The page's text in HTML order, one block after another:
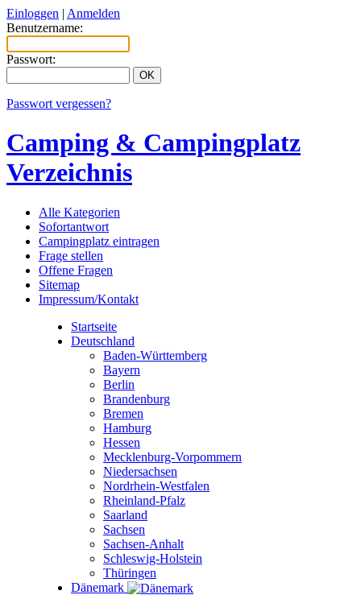
Einloggen | Anmelden
Benutzername:
Passwort:
Passwort vergessen?
Camping & Campingplatz
Verzeichnis
Alle Kategorien
Sofortantwort
Campingplatz eintragen
Frage stellen
Offene Fragen
Sitemap
Impressum/Kontakt
Startseite
Deutschland
Baden-Württemberg
Bayern
Berlin
Brandenburg
Bremen
Hamburg
Hessen
Mecklenburg-Vorpommern
Niedersachsen
Nordrhein-Westfalen
Rheinland-Pfalz
Saarland
Sachsen
Sachsen-Anhalt
Schleswig-Holstein
Thüringen
Dänemark